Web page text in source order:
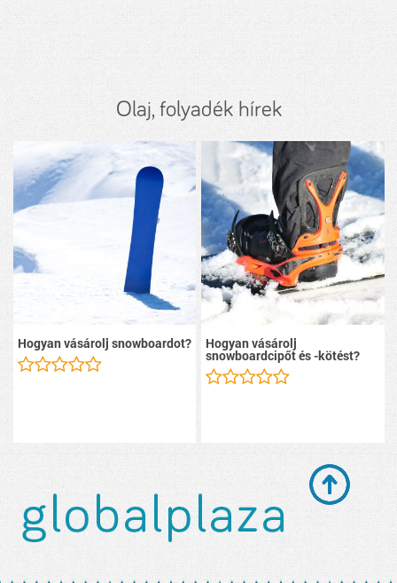
Olaj, folyadék hírek
Hogyan vásárolj snowboardot? Hogyan vásárolj
snowboardcipőt és -kötést?